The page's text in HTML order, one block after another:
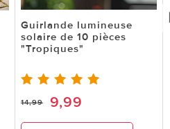
Guirlande lumineuse
solaire de 10 pièces
"Tropiques"
14,99 9,99